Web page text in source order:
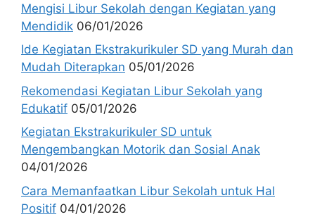
Mengisi Libur Sekolah dengan Kegiatan yang
Mendidik 06/01/2026
Ide Kegiatan Ekstrakurikuler SD yang Murah dan
Mudah Diterapkan 05/01/2026
Rekomendasi Kegiatan Libur Sekolah yang
Edukatif 05/01/2026
Kegiatan Ekstrakurikuler SD untuk
Mengembangkan Motorik dan Sosial Anak
04/01/2026
Cara Memanfaatkan Libur Sekolah untuk Hal
Positif 04/01/2026